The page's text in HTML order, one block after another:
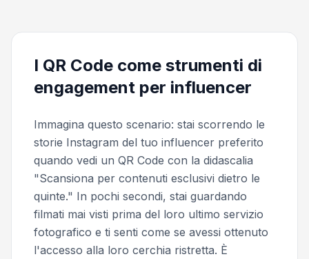
I QR Code come strumenti di
engagement per influencer
Immagina questo scenario: stai scorrendo le
storie Instagram del tuo influencer preferito
quando vedi un QR Code con la didascalia
"Scansiona per contenuti esclusivi dietro le
quinte." In pochi secondi, stai guardando
filmati mai visti prima del loro ultimo servizio
fotografico e ti senti come se avessi ottenuto
l'accesso alla loro cerchia ristretta. È